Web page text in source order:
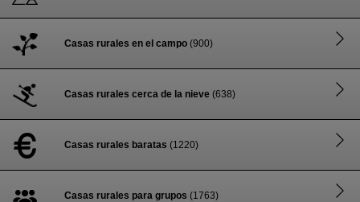
Casas rurales en el campo (900)
Casas rurales cerca de la nieve (638)
Casas rurales baratas (1220)
Casas rurales para grupos (1763)